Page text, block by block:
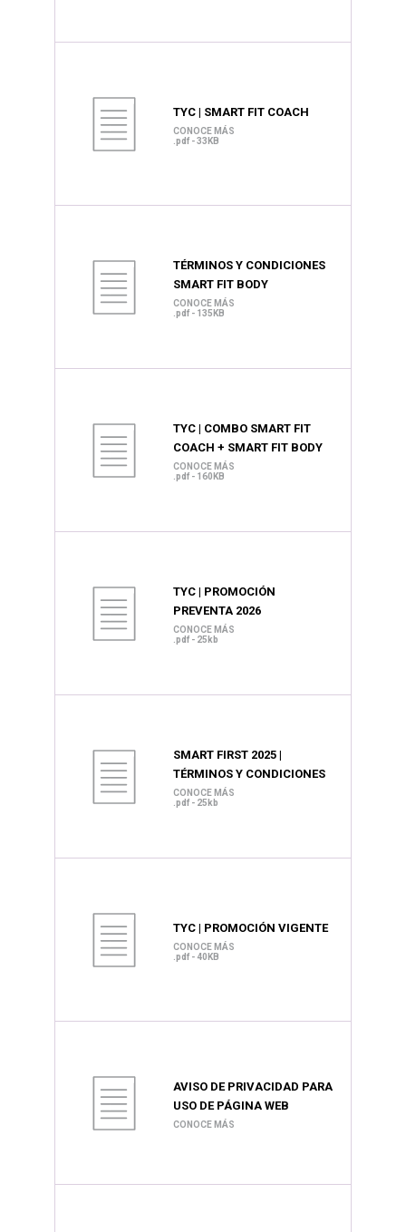
TYC | SMART FIT COACH
CONOCE MÁS
.pdf - 33KB
TÉRMINOS Y CONDICIONES
SMART FIT BODY
CONOCE MÁS
.pdf - 135KB
TYC | COMBO SMART FIT
COACH + SMART FIT BODY
CONOCE MÁS
.pdf - 160KB
TYC | PROMOCIÓN
PREVENTA 2026
CONOCE MÁS
.pdf - 25kb
SMART FIRST 2025 |
TÉRMINOS Y CONDICIONES
CONOCE MÁS
.pdf - 25kb
TYC | PROMOCIÓN VIGENTE
CONOCE MÁS
.pdf - 40KB
AVISO DE PRIVACIDAD PARA
USO DE PÁGINA WEB
CONOCE MÁS